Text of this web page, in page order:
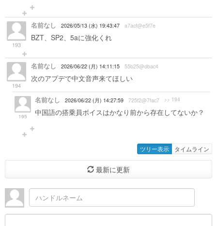
193
名前なし 2026/05/13 (水) 19:43:47 a7acf@e5f7e
BZT、SP2、5aに強化くれ
194
名前なし 2026/06/22 (月) 14:11:15 55b25@dbac4
次のアプデで中文音声来てほしい
195
名前なし 2026/06/22 (月) 14:27:59 725f2@7fac7 >> 194
中国語の搭乗員ボイスはかなり前から存在してないか？
ツリー表示 タイムライン
最新に更新